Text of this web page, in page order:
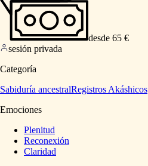
desde 65 €
sesión privada
Categoría
Sabiduría ancestralRegistros Akáshicos
Emociones
Plenitud
Reconexión
Claridad